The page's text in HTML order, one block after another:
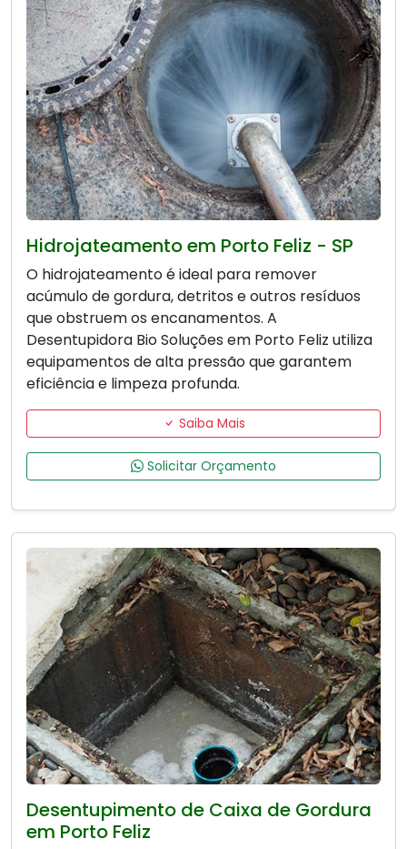
Hidrojateamento em Porto Feliz - SP
O hidrojateamento é ideal para remover
acúmulo de gordura, detritos e outros resíduos
que obstruem os encanamentos. A
Desentupidora Bio Soluções em Porto Feliz utiliza
equipamentos de alta pressão que garantem
eficiência e limpeza profunda.
Saiba Mais
Solicitar Orçamento
Desentupimento de Caixa de Gordura
em Porto Feliz